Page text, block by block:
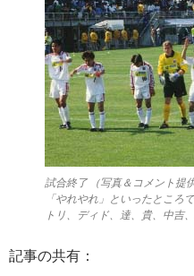
試合終了 （写真＆コメント提
「やれやれ」といったところ
トリ、ディド、達、貴、中吉
記事の共有：